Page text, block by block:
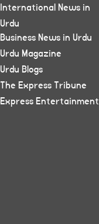
International News in
Urdu
Business News in Urdu
Urdu Magazine
Urdu Blogs
The Express Tribune
Express Entertainment